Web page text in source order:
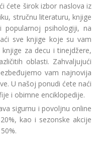
ćete širok izbor naslova iz
stručnu literaturu, knjige
psihologiji, na
sve knjige koje su vam
za decu i tinejdžere,
oblasti. Zahvaljujući
vam najnovija
U našoj ponudi ćete naći
i obimne enciklopedije.
sigurnu i povoljnu online
kao i sezonske akcije